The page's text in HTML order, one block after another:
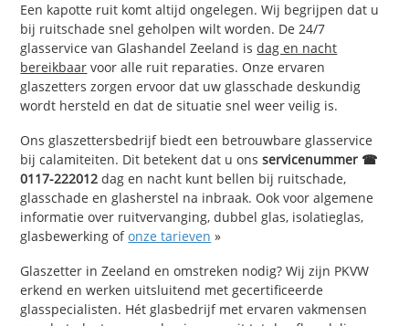
Een kapotte ruit komt altijd ongelegen. Wij begrijpen dat u
bij ruitschade snel geholpen wilt worden. De 24/7
glasservice van Glashandel Zeeland isdag en nacht
bereikbaar voor alle ruit reparaties. Onze ervaren
glaszetters zorgen ervoor dat uw glasschade deskundig
wordt hersteld en dat de situatie snel weer veilig is.
Ons glaszettersbedrijf biedt een betrouwbare glasservice
bij calamiteiten. Dit betekent dat u onsservicenummer ☎
0117-222012 dag en nacht kunt bellen bij ruitschade,
glasschade en glasherstel na inbraak. Ook voor algemene
informatie over ruitvervanging, dubbel glas, isolatieglas,
glasbewerking ofonze tarieven »
Glaszetter in Zeeland en omstreken nodig? Wij zijn PKVW
erkend en werken uitsluitend met gecertificeerde
glasspecialisten. Hét glasbedrijf met ervaren vakmensen